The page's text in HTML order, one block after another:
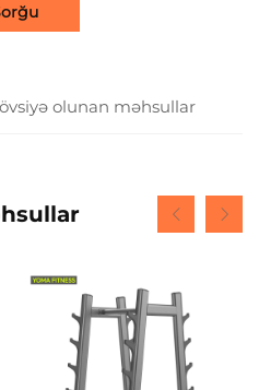
olunan məhsullar